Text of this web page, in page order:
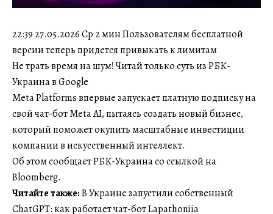
22:39 27.05.2026 Ср 2 мин Пользователям бесплатной
версии теперь придется привыкать к лимитам
Не трать время на шум! Читай только суть из РБК-
Украина в Google
Meta Platforms впервые запускает платную подписку на
свой чат-бот Meta AI, пытаясь создать новый бизнес,
который поможет окупить масштабные инвестиции
компании в искусственный интеллект.
Об этом сообщает РБК-Украина со ссылкой на
Bloomberg.
Читайте также:В Украине запустили собственный
ChatGPT: как работает чат-бот Lapathoniia